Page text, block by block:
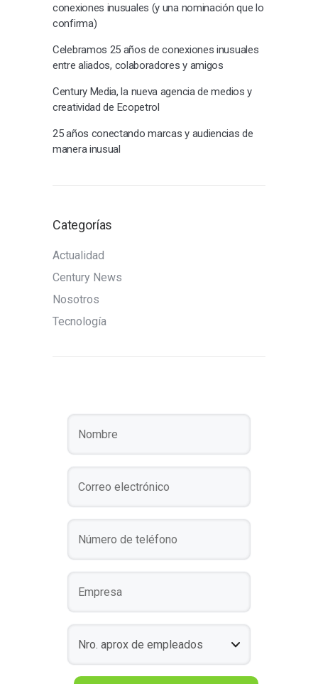
conexiones inusuales (y una nominación que lo
confirma)
Celebramos 25 años de conexiones inusuales
entre aliados, colaboradores y amigos
Century Media, la nueva agencia de medios y
creatividad de Ecopetrol
25 años conectando marcas y audiencias de
manera inusual
Categorías
Actualidad
Century News
Nosotros
Tecnología